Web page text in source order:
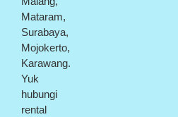
Mataram,
Surabaya,
Mojokerto,
Karawang.
Yuk
hubungi
rental